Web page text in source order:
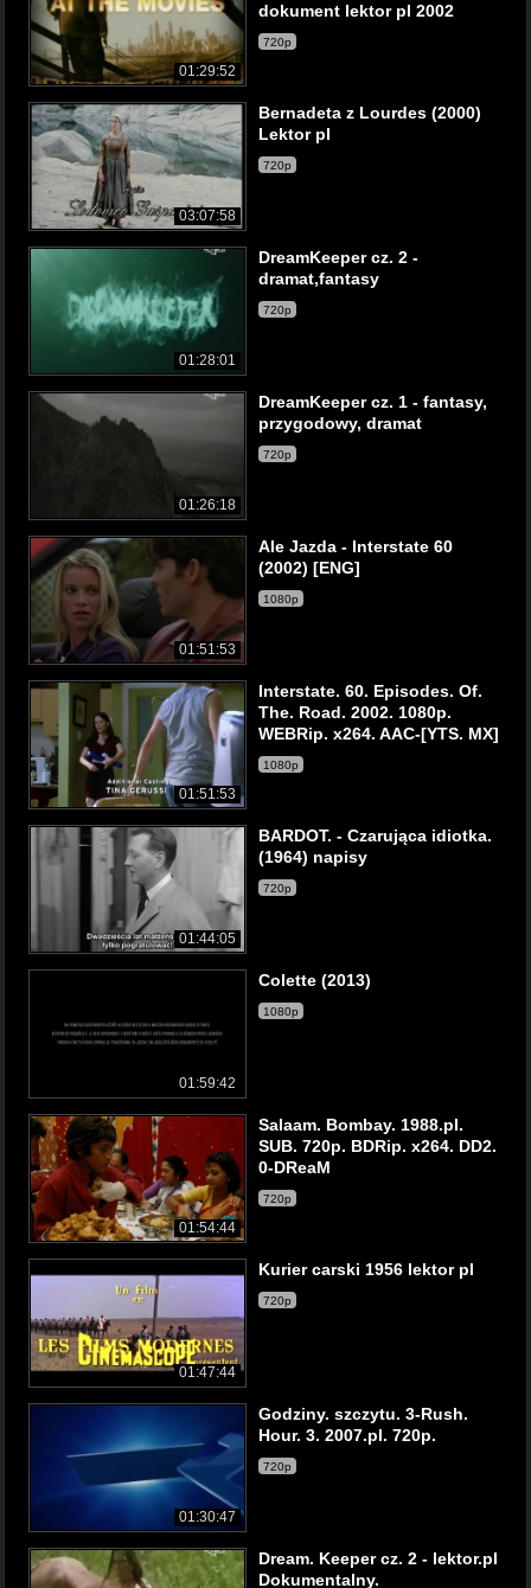
01:29:52
dokument lektor pl 2002
720p
03:07:58
Bernadeta z Lourdes (2000)
Lektor pl
720p
01:28:01
DreamKeeper cz. 2 -
dramat,fantasy
720p
01:26:18
DreamKeeper cz. 1 - fantasy,
przygodowy, dramat
720p
01:51:53
Ale Jazda - Interstate 60
(2002) [ENG]
1080p
01:51:53
Interstate. 60. Episodes. Of.
The. Road. 2002. 1080p.
WEBRip. x264. AAC-[YTS. MX]
1080p
01:44:05
BARDOT. - Czarująca idiotka.
(1964) napisy
720p
01:59:42
Colette (2013)
1080p
01:54:44
Salaam. Bombay. 1988.pl.
SUB. 720p. BDRip. x264. DD2.
0-DReaM
720p
01:47:44
Kurier carski 1956 lektor pl
720p
01:30:47
Godziny. szczytu. 3-Rush.
Hour. 3. 2007.pl. 720p.
720p
Dream. Keeper cz. 2 - lektor.pl
Dokumentalny.